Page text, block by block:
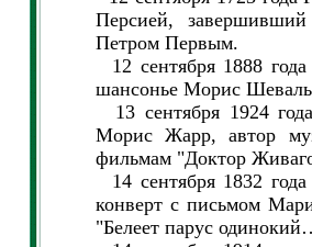
Персией,
Петром Первым.
12 сентября 1888
шансонье Морис
13 сентября 1924
Морис Жарр, автор
фильмам "Доктор
14 сентября 1832
конверт с письмом
"Белеет парус